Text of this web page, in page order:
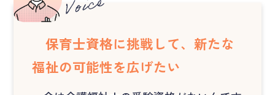
保育士資格に挑戦して、新たな
福祉の可能性を広げたい